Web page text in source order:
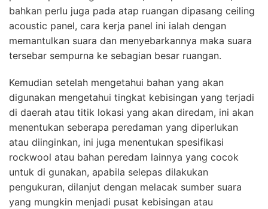
bahkan perlu juga pada atap ruangan dipasang ceiling
acoustic panel, cara kerja panel ini ialah dengan
memantulkan suara dan menyebarkannya maka suara
tersebar sempurna ke sebagian besar ruangan.
Kemudian setelah mengetahui bahan yang akan
digunakan mengetahui tingkat kebisingan yang terjadi
di daerah atau titik lokasi yang akan diredam, ini akan
menentukan seberapa peredaman yang diperlukan
atau diinginkan, ini juga menentukan spesifikasi
rockwool atau bahan peredam lainnya yang cocok
untuk di gunakan, apabila selepas dilakukan
pengukuran, dilanjut dengan melacak sumber suara
yang mungkin menjadi pusat kebisingan atau